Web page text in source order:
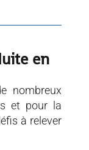
en
nombreux
et pour la
à relever